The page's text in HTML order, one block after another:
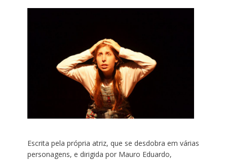
Escrita pela própria atriz, que se desdobra em várias
personagens, e dirigida por Mauro Eduardo,